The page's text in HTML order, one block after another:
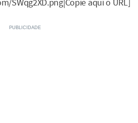
SWqg2XD.png|Copie aqui o URL]